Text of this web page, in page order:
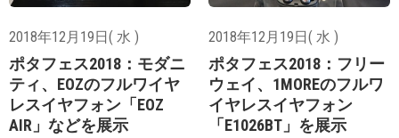
2018年12月19日( 水 )
ポタフェス2018：モダニ
ティ、EOZのフルワイヤ
レスイヤフォン「EOZ
AIR」などを展示
2018年12月19日( 水 )
ポタフェス2018：フリー
ウェイ、1MOREのフルワ
イヤレスイヤフォン
「E1026BT」を展示